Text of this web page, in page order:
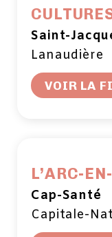
Saint-
Lanaudière
VOIR LA
L’ARC-
Cap-Santé
Capitale-